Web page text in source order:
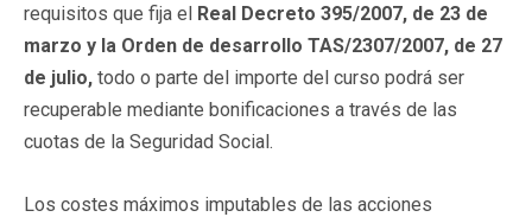
requisitos que fija el Real Decreto 395/2007, de 23 de
marzo y la Orden de desarrollo TAS/2307/2007, de 27
de julio, todo o parte del importe del curso podrá ser
recuperable mediante bonificaciones a través de las
cuotas de la Seguridad Social.
Los costes máximos imputables de las acciones